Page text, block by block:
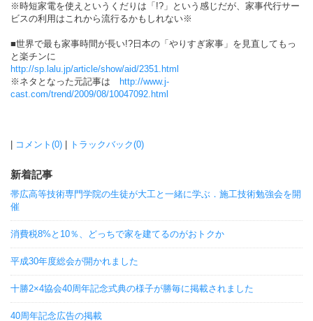
※時短家電を使えというくだりは「!?」という感じだが、家事代行サー
ビスの利用はこれから流行るかもしれない※
■世界で最も家事時間が長い!?日本の「やりすぎ家事」を見直してもっ
と楽チンに
http://sp.lalu.jp/article/show/aid/2351.html
※ネタとなった元記事は
http://www.j-
cast.com/trend/2009/08/10047092.html
コメント(0) トラックバック(0)
新着記事
帯広高等技術専門学院の生徒が大工と一緒に学ぶ．施工技術勉強会を開
催
消費税8%と10％、どっちで家を建てるのがおトクか
平成30年度総会が開かれました
十勝2×4協会40周年記念式典の様子が勝毎に掲載されました
40周年記念広告の掲載